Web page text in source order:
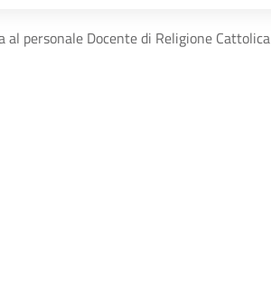
al personale Docente di Religione Cattolica